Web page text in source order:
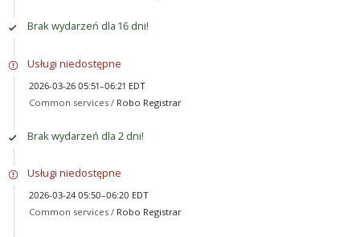
Brak wydarzeń dla 16 dni!
Usługi niedostępne
2026-03-26 05:51–06:21 EDT
Common services / Robo Registrar
Brak wydarzeń dla 2 dni!
Usługi niedostępne
2026-03-24 05:50–06:20 EDT
Common services / Robo Registrar